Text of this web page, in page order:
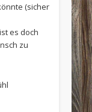
(sicher
es doch
zu